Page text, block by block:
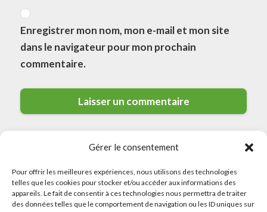
Gérer le consentement
Pour offrir les meilleures expériences, nous utilisons des technologies
telles que les cookies pour stocker et/ou accéder aux informations des
appareils. Le fait de consentir à ces technologies nous permettra de traiter
des données telles que le comportement de navigation ou les ID uniques sur
Enregistrer mon nom, mon e-mail et mon site
dans le navigateur pour mon prochain
commentaire.